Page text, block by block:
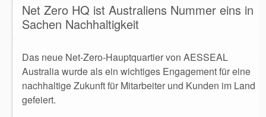
Net Zero HQ ist Australiens Nummer eins in
Sachen Nachhaltigkeit
Das neue Net-Zero-Hauptquartier von AESSEAL
Australia wurde als ein wichtiges Engagement für eine
nachhaltige Zukunft für Mitarbeiter und Kunden im Land
gefeiert.